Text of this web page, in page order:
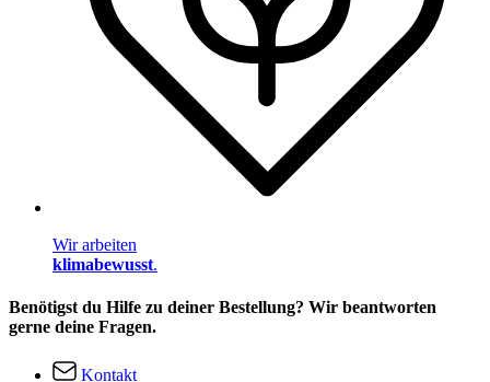
Wir arbeiten
klimabewusst.
Benötigst du Hilfe zu deiner Bestellung? Wir beantworten
gerne deine Fragen.
Kontakt